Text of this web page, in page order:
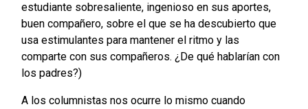
estudiante sobresaliente, ingenioso en sus aportes,
buen compañero, sobre el que se ha descubierto que
usa estimulantes para mantener el ritmo y las
comparte con sus compañeros. ¿De qué hablarían con
los padres?)
A los columnistas nos ocurre lo mismo cuando